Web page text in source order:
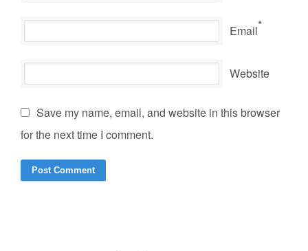
Email*
Website
Save my name, email, and website in this browser
for the next time I comment.